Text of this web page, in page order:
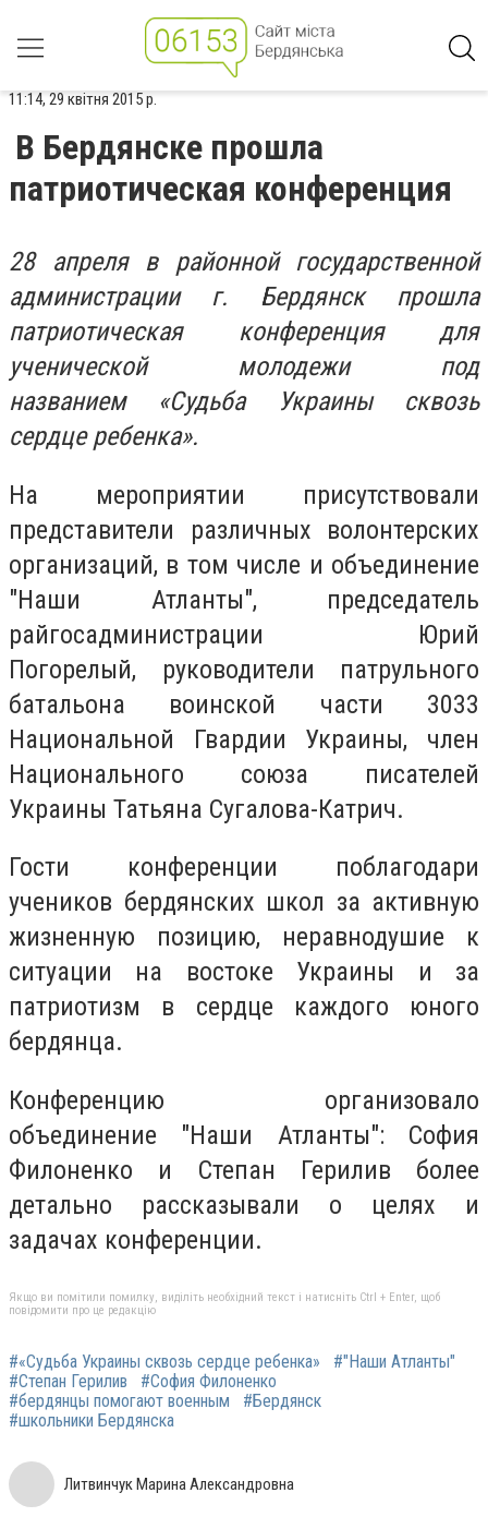
11:14, 29 квітня 2015 р.
В Бердянске прошла
патриотическая конференция
28 апреля в районной государственной
администрации г. Бердянск прошла
патриотическая конференция для
ученической молодежи под
названием «Судьба Украины сквозь
сердце ребенка».
На мероприятии присутствовали
представители различных волонтерских
организаций, в том числе и объединение
"Наши Атланты", председатель
райгосадминистрации Юрий
Погорелый, руководители патрульного
батальона воинской части 3033
Национальной Гвардии Украины, член
Национального союза писателей
Украины Татьяна Сугалова-Катрич.
Гости конференции поблагодари
учеников бердянских школ за активную
жизненную позицию, неравнодушие к
ситуации на востоке Украины и за
патриотизм в сердце каждого юного
бердянца.
Конференцию организовало
объединение "Наши Атланты": София
Филоненко и Степан Герилив более
детально рассказывали о целях и
задачах конференции.
Якщо ви помітили помилку, виділіть необхідний текст і натисніть Ctrl + Enter, щоб
повідомити про це редакцію
#«Судьба Украины сквозь сердце ребенка»
#"Наши Атланты"
#Степан Герилив
#София Филоненко
#бердянцы помогают военным
#Бердянск
#школьники Бердянска
Литвинчук Марина Александровна